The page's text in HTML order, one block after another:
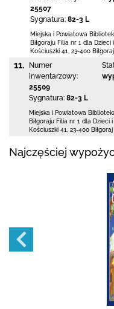
25507
Sygnatura: 82-3 L
Miejska i Powiatowa
Biłgoraju Filia nr 1 dla Dzieci
Kościuszki 41
23-400 Biłgoraj
11.
Numer
inwentarzowy:
25509
Sygnatura: 82-3 L
Miejska i Powiatowa
Biłgoraju Filia nr 1 dla Dzieci i
Kościuszki 41
23-400 Biłgoraj
Najczęściej